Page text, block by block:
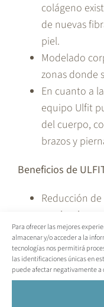
Para ofrecer las mejores
almacenar y/o acceder a la
tecnologías nos permitirá
las identificaciones únicas en
puede afectar negativamente a
colágeno
de nuevas
piel.
Modelado
zonas donde
En cuanto a
equipo Ulfit
del cuerpo,
brazos y
Beneficios de
Reducción
muslos,
Reafirmación
la flacidez,
en las capas
Mejora de la